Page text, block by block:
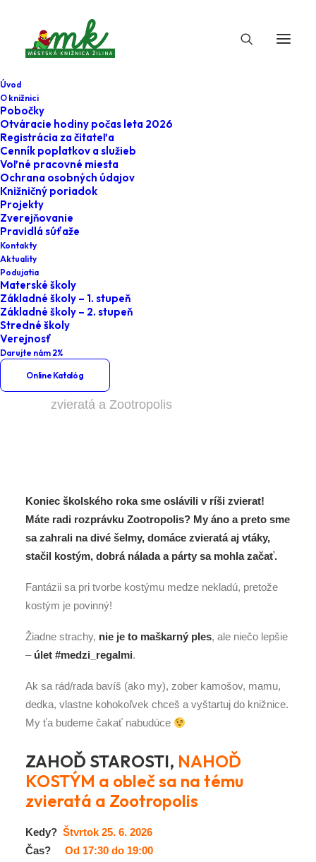
Úvod
O knižnici
Pobočky
Otváracie hodiny počas leta 2026
Registrácia za čitateľa
Cenník poplatkov a služieb
Voľné pracovné miesta
Ochrana osobných údajov
Knižničný poriadok
Projekty
Zverejňovanie
Pravidlá súťaže
Kontakty
Aktuality
Podujatia
Materské školy
Základné školy – 1. stupeň
Základné školy – 2. stupeň
Stredné školy
Verejnosť
Darujte nám 2%
Online Katalóg
Nahoď kostým a
zvieratá a
Zootropolis
Home
Podujatia
Nahoď kostým a obleč sa na tému
zvieratá a Zootropolis
Koniec školského roka sme oslávili v ríši zvierat!
Máte radi rozprávku Zootropolis? My áno a preto sme
sa zahrali na divé šelmy, domáce zvieratá aj vtáky,
stačil kostým, dobrá nálada a párty sa mohla začať.
Fantázii sa pri tvorbe kostýmu medze nekladú, pretože
kostým je povinný!
Žiadne strachy, nie je to maškarný ples, ale niečo lepšie
–úlet #medzi_regalmi.
Ak sa rád/rada bavíš (ako my), zober kamošov, mamu,
dedka, vlastne kohokoľvek chceš a vyštartuj do knižnice.
My ťa budeme čakať nabudúce
ZAHOĎ STAROSTI, NAHOĎ
KOSTÝM a obleč sa na tému
zvieratá a Zootropolis
Kedy? Štvrtok 25. 6. 2026
Čas? Od 17:30 do 19:00